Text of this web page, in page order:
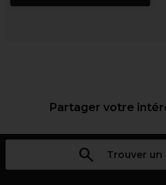
Partager votre
Trouver un